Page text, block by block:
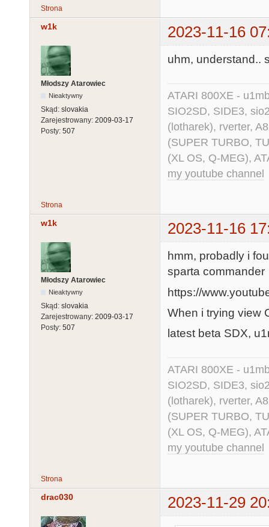
Strona
w1k 2023-11-16
Młodszy Atarowiec
Nieaktywny
Skąd: slovakia
Zarejestrowany: 2009-03-17
Posty: 507
uhm, understand..
ATARI 800XE -
SIO2SD, SIDE3,
(lotharek), rverter,
(SUPER TURBO,
(XL OS, Q-MEG),
my youtube channel
Strona
w1k 2023-11-16
Młodszy Atarowiec
Nieaktywny
Skąd: slovakia
Zarejestrowany: 2009-03-17
Posty: 507
hmm, probadly i
sparta commander
https://
When i trying view
latest beta SDX,
ATARI 800XE -
SIO2SD, SIDE3,
(lotharek), rverter,
(SUPER TURBO,
(XL OS, Q-MEG),
my youtube channel
Strona
drac030 2023-11-29